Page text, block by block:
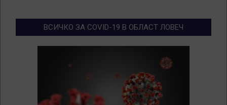
ВСИЧКО ЗА COVID-19 В ОБЛАСТ ЛОВЕЧ